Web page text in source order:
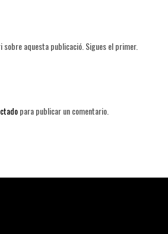
sobre aquesta publicació. Sigues el primer.
para publicar un comentario.